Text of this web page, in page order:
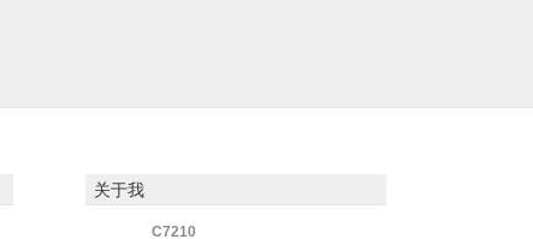
关于我
C7210